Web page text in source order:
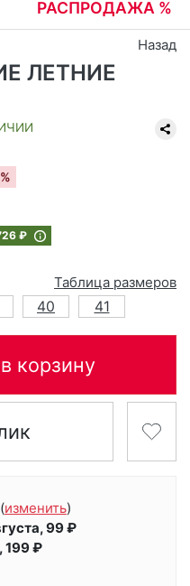
РАСПРОДАЖА %
Назад
ЛЕТНИЕ
₽
Таблица размеров
40 41
корзину
(изменить)
99 ₽
199 ₽